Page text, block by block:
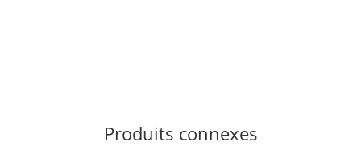
Produits connexes